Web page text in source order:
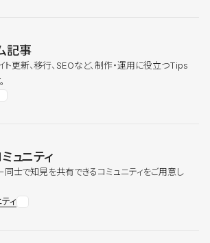
記事
更新、移行、SEOなど、制作・運用に役立つTips
ュニティ
士で知見を共有できるコミュニティをご用意し
ィ